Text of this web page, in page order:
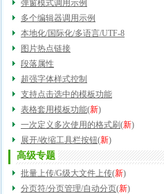
弹窗模式调用示例
多个编辑器调用示例
本地化/国际化/多语言/UTF-8
图片热点链接
段落属性
超强字体样式控制
支持点击选中的模板功能
表格套用模板功能(新)
一次定义多次使用的格式刷(新)
展开/收缩工具栏按钮(新)
高级专题
批量上传/G级大文件上传(新)
分页符/分页管理/自动分页(新)